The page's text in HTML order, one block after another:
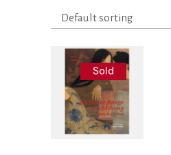
Default sorting
Sold
Liên hệ